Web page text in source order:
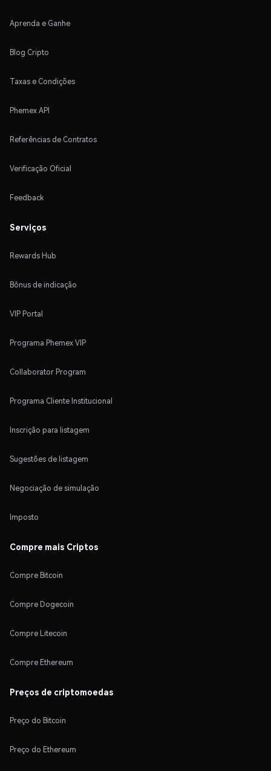
Aprenda e Ganhe
Blog Cripto
Taxas e Condições
Phemex API
Referências de Contratos
Verificação Oficial
Feedback
Serviços
Rewards Hub
Bônus de indicação
VIP Portal
Programa Phemex VIP
Collaborator Program
Programa Cliente Institucional
Inscrição para listagem
Sugestões de listagem
Negociação de simulação
Imposto
Compre mais Criptos
Compre Bitcoin
Compre Dogecoin
Compre Litecoin
Compre Ethereum
Preços de criptomoedas
Preço do Bitcoin
Preço do Ethereum